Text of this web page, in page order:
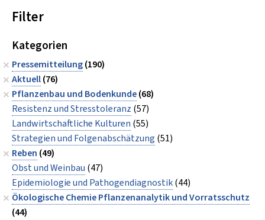
Filter
Kategorien
Pressemitteilung(190)
Aktuell(76)
Pflanzenbau und Bodenkunde(68)
Resistenz und Stresstoleranz (57)
Landwirtschaftliche Kulturen (55)
Strategien und Folgenabschätzung (51)
Reben (49)
Obst und Weinbau (47)
Epidemiologie und Pathogendiagnostik(44)
Ökologische Chemie Pflanzenanalytik und Vorratsschutz
(44)